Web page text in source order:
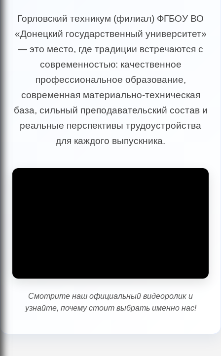
Горловский техникум (филиал) ФГБОУ ВО
«Донецкий государственный университет»
— это место, где традиции встречаются с
современностью: качественное
профессиональное образование,
современная материально-техническая
база, сильный преподавательский состав и
реальные перспективы трудоустройства
для каждого выпускника.
Смотрите наш официальный видеоролик и
узнайте, почему стоит выбрать именно нас!